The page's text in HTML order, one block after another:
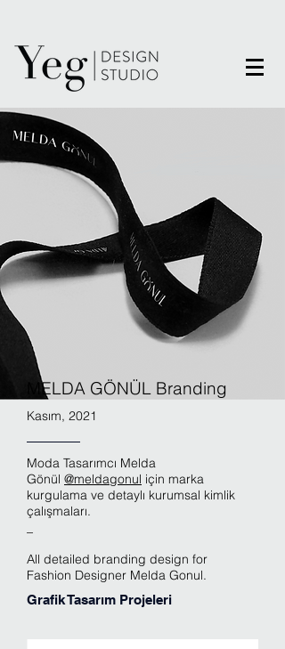
MELDA GÖNÜL Branding
Kasım, 2021
Moda Tasarımcı Melda
Gönül @meldagonul için marka
kurgulama ve detaylı kurumsal kimlik
çalışmaları.
All detailed branding design for
Fashion Designer Melda Gonul.
Grafik Tasarım Projeleri